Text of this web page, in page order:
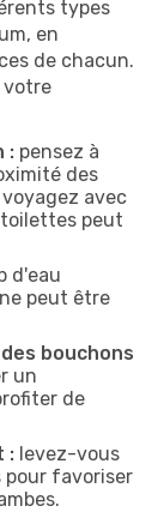
types
en
de chacun.
votre
: pensez à
des
avec
peut
d'eau
peut être
bouchons
un
de
: levez-vous
pour favoriser